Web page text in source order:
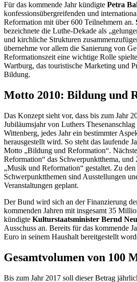
Für das kommende Jahr kündigte Petra
konfessionsübergreifenden und
Reformation mit über 600 Teilnehmern an.
bezeichnete die Luthe-Dekade als
und kirchliche Strukturen
übernehme vor allem die Sanierung von
Reformationszeit eine wichtige Rolle
Wartburg, das touristische Marketing und
Bildung.
Motto 2010: Bildung und
Das Konzept sieht vor, dass bis zum Jahr
Jubiläumsjahr von Luthers
Wittenberg, jedes Jahr ein bestimmter
herausgestellt wird. So steht das laufende
Motto „Bildung und Reformation“.
Reformation“ das Schwerpunktthema,
„Musik und Reformation“ gestaltet. Zu den
Schwerpunktthemen sind Ausstellungen
Veranstaltungen geplant.
Der Bund wird sich an der Finanzierung
kommenden Jahren mit insgesamt 35
kündigte Kulturstaatsminister Bernd
Ausschuss an. Bereits für das kommende
Euro in seinem Haushalt bereitgestellt
Gesamtvolumen von 100
Bis zum Jahr 2017 soll dieser Betrag